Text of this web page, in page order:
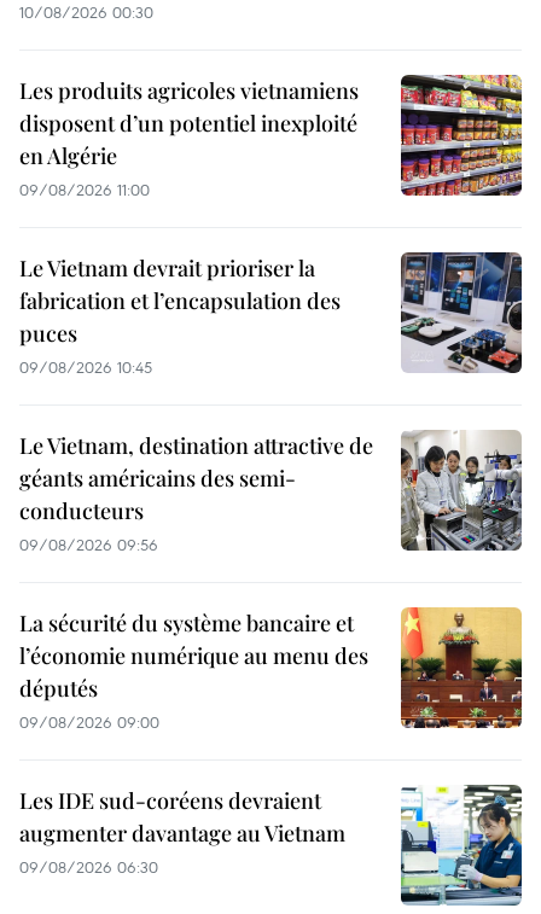
10/08/2026 00:30
Les produits agricoles vietnamiens
disposent d’un potentiel inexploité
en Algérie
09/08/2026 11:00
Le Vietnam devrait prioriser la
fabrication et l’encapsulation des
puces
09/08/2026 10:45
Le Vietnam, destination attractive de
géants américains des semi-
conducteurs
09/08/2026 09:56
La sécurité du système bancaire et
l’économie numérique au menu des
députés
09/08/2026 09:00
Les IDE sud-coréens devraient
augmenter davantage au Vietnam
09/08/2026 06:30